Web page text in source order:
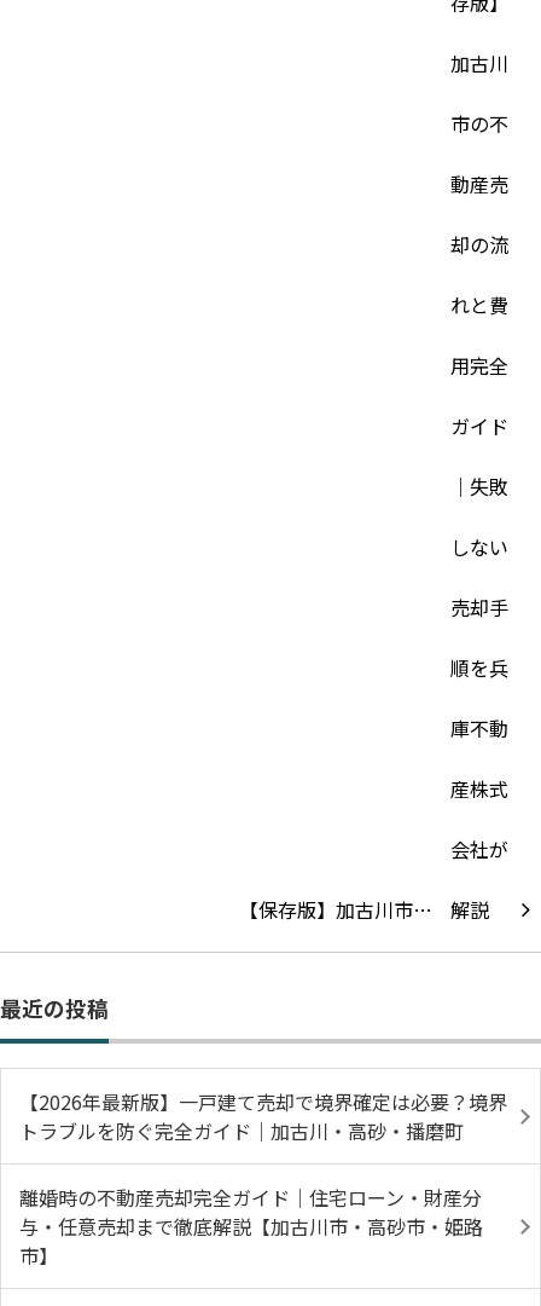
【保存版】加古川市…
最近の投稿
【2026年最新版】一戸建て売却で境界確定は必要？境界
トラブルを防ぐ完全ガイド｜加古川・高砂・播磨町
離婚時の不動産売却完全ガイド｜住宅ローン・財産分
与・任意売却まで徹底解説【加古川市・高砂市・姫路
市】